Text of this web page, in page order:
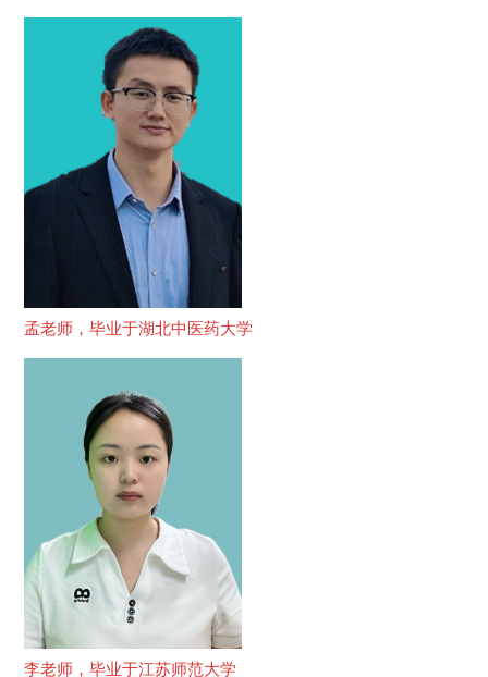
孟老师，毕业于湖北中医药大学
李老师，毕业于江苏师范大学